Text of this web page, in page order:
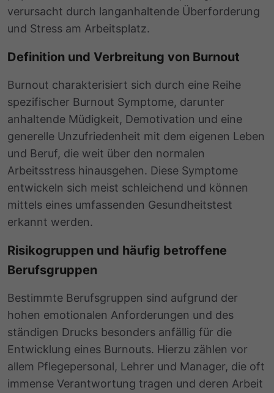
verursacht durch langanhaltende Überforderung
und Stress am Arbeitsplatz.
Definition und Verbreitung von Burnout
Burnout charakterisiert sich durch eine Reihe
spezifischer Burnout Symptome, darunter
anhaltende Müdigkeit, Demotivation und eine
generelle Unzufriedenheit mit dem eigenen Leben
und Beruf, die weit über den normalen
Arbeitsstress hinausgehen. Diese Symptome
entwickeln sich meist schleichend und können
mittels eines umfassenden Gesundheitstest
erkannt werden.
Risikogruppen und häufig betroffene
Berufsgruppen
Bestimmte Berufsgruppen sind aufgrund der
hohen emotionalen Anforderungen und des
ständigen Drucks besonders anfällig für die
Entwicklung eines Burnouts. Hierzu zählen vor
allem Pflegepersonal, Lehrer und Manager, die oft
immense Verantwortung tragen und deren Arbeit